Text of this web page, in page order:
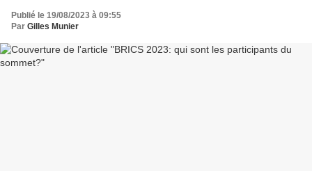
Publié le 19/08/2023 à 09:55
Par Gilles Munier